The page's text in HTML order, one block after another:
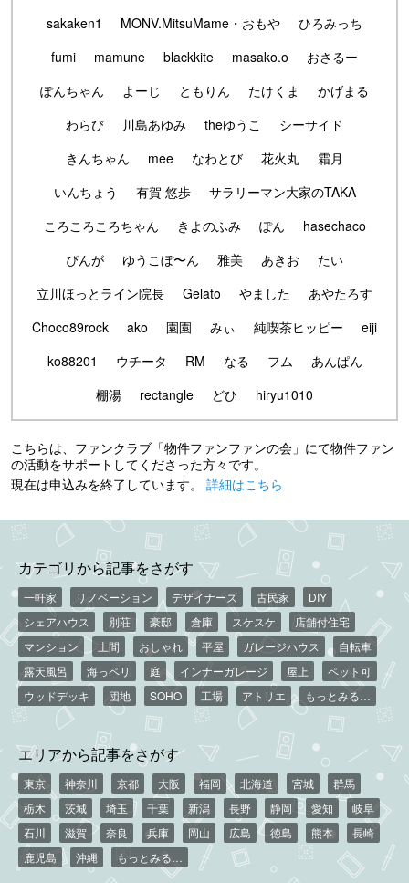
sakaken1
MONV.MitsuMame・おもや
ひろみっち
fumi
mamune blackkite masako.o
おさるー
ぽんちゃん
よーじ ともりん たけくま
かげまる
わらび
川島あゆみ theゆうこ
シーサイド
きんちゃん
mee なわとび 花火丸
霜月
いんちょう
有賀 悠歩
サラリーマン大家のTAKA
ころころころちゃん
きよのふみ ぽん
hasechaco
ぴんが
ゆうこぼ〜ん 雅美 あきお
たい
立川ほっとライン院長
Gelato やました
あやたろす
Choco89rock
ako 園園 みぃ 純喫茶ヒッピー
eiji
ko88201
ウチータ RM なる フム
あんぱん
棚湯
rectangle どひ hiryu1010
こちらは、ファンクラブ「物件ファンファンの会」にて物件ファン
の活動をサポートしてくださった方々です。
現在は申込みを終了しています。 詳細はこちら
カテゴリから記事をさがす
一軒家 リノベーション デザイナーズ 古民家
DIY
シェアハウス
別荘 豪邸 倉庫 スケスケ
店舗付住宅
マンション
土間 おしゃれ 平屋 ガレージハウス
自転車
露天風呂
海っペリ 庭 インナーガレージ 屋上
ペット可
ウッドデッキ
団地 SOHO 工場 アトリエ もっとみる…
エリアから記事をさがす
東京 神奈川 京都 大阪 福岡 北海道 宮城
群馬
栃木
茨城 埼玉 千葉 新潟 長野 静岡 愛知
岐阜
石川
滋賀 奈良 兵庫 岡山 広島 徳島 熊本
長崎
鹿児島
沖縄 もっとみる…